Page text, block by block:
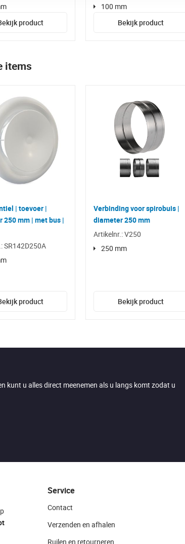
product
100 mm
Bekijk product
items
| toevoer |
250 mm | met bus |
SR142D250A
product
Verbinding voor spirobuis |
diameter 250 mm
Artikelnr.: V250
250 mm
Bekijk product
kunt u alles direct meenemen als u langs komt zodat u
Service
Contact
Verzenden en afhalen
Ruilen en retourneren